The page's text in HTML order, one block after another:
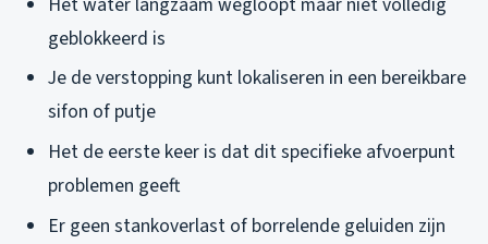
geblokkeerd is
Je de verstopping kunt lokaliseren in een bereikbare
sifon of putje
Het de eerste keer is dat dit specifieke afvoerpunt
problemen geeft
Er geen stankoverlast of borrelende geluiden zijn